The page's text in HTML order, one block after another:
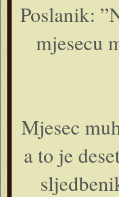
Poslanik:
mjesecu
Mjesec
a to je